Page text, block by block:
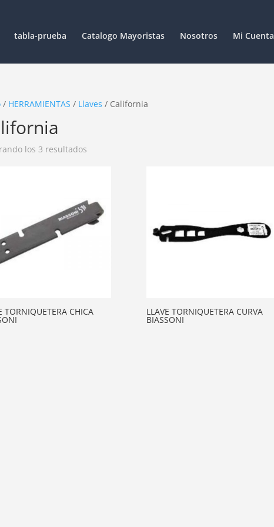
tabla-prueba Catalogo Mayoristas Nosotros Mi Cuenta
/ HERRAMIENTAS / Llaves / California
los 3 resultados
TORNIQUETERA CHICA LLAVE TORNIQUETERA CURVA
BIASSONI